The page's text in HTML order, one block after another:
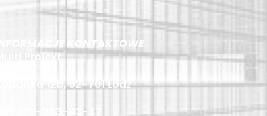
INFORMACJE KONTAKTOWE
Multi Projekt
Kopanka 12b, 92-701 Łódź
NIP: 727-263-43-37